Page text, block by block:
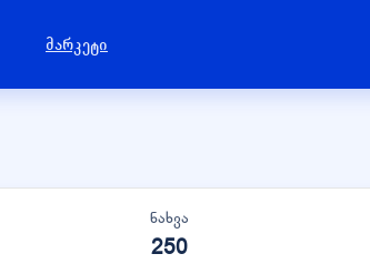
მარკეტი
ნახვა
250